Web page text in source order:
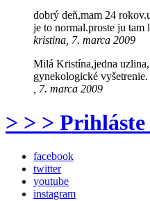
dobrý deň,mam 24
je to normal.proste ju tam
kristina, 7. marca 2009
Milá Kristína,jedna
gynekologické vyšetrenie.
, 7. marca 2009
> > >
facebook
twitter
youtube
instagram